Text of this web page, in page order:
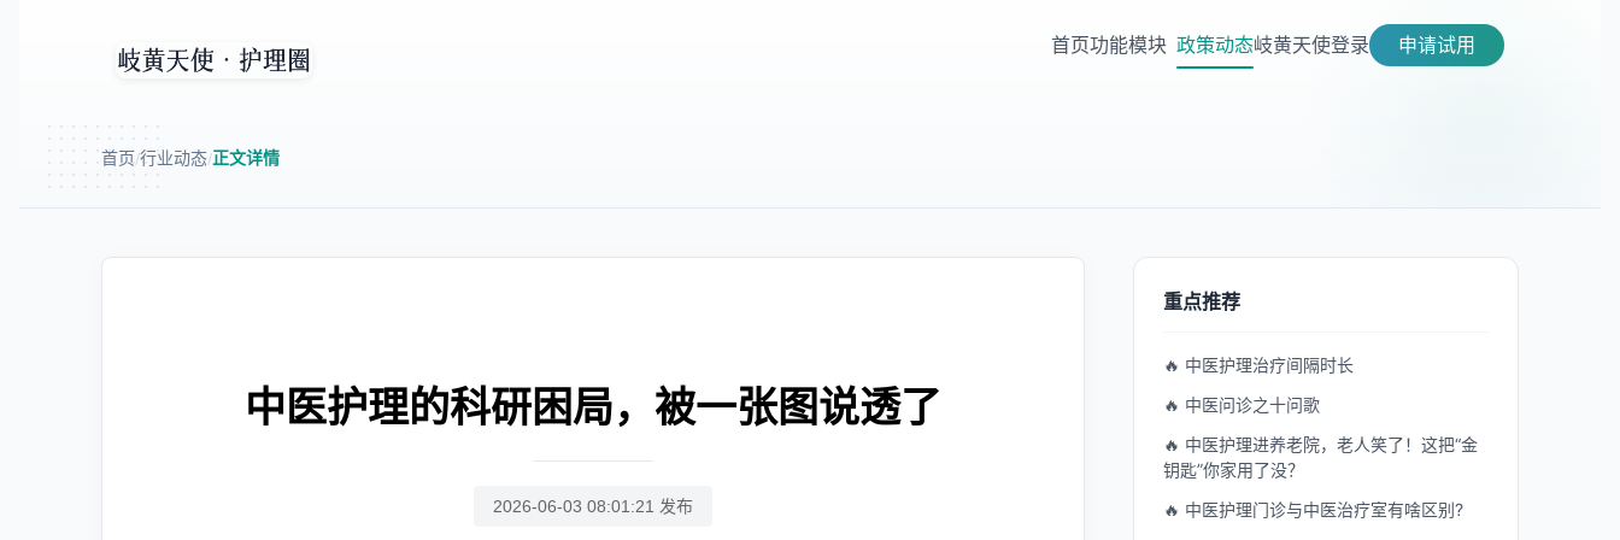
首页功能模块 政策动态岐黄天使登录 申请试用
首页/行业动态/正文详情
中医护理的科研困局，被一张图说透了
2026-06-03 08:01:21 发布
重点推荐
🔥 中医护理治疗间隔时长
🔥 中医问诊之十问歌
🔥 中医护理进养老院，老人笑了！这把“金
钥匙”你家用了没？
🔥 中医护理门诊与中医治疗室有啥区别?